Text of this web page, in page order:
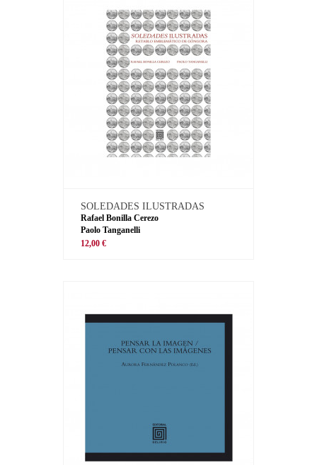
SOLEDADES ILUSTRADAS
Rafael Bonilla Cerezo
Paolo Tanganelli
12,00 €